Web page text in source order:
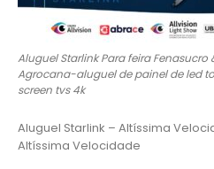
Aluguel Starlink Para feira Fenasucro
Agrocana-aluguel de painel de led
screen tvs 4k
Aluguel Starlink – Altíssima
Altíssima Velocidade